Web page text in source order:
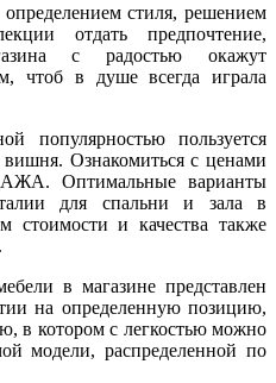
стиля, решением
отдать предпочтение,
с радостью окажут
чтоб в душе всегда играла
популярностью пользуется
Ознакомиться с ценами
Оптимальные варианты
для спальни и зала в
стоимости и качества также
в магазине представлен
на определенную позицию,
в котором с легкостью можно
модели, распределенной по